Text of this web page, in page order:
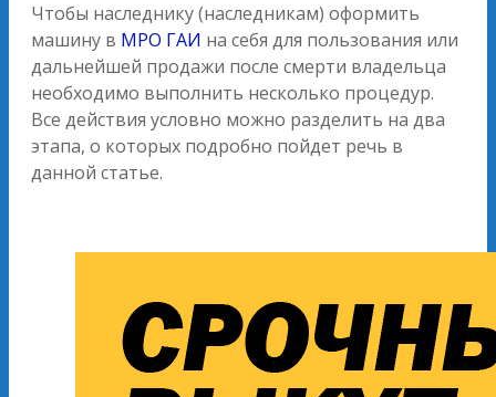
Чтобы наследнику (наследникам) оформить
машину в МРО ГАИ на себя для пользования или
дальнейшей продажи после смерти владельца
необходимо выполнить несколько процедур.
Все действия условно можно разделить на два
этапа, о которых подробно пойдет речь в
данной статье.